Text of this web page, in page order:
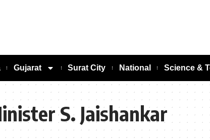
Gujarat Surat City National Science &
S. Jaishankar